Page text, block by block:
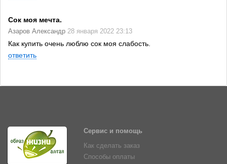
Сок моя мечта.
Азаров Александр 28 января 2022 23:13
Как купить очень люблю сок моя слабость.
ответить
Сервис и помощь
Как сделать заказ
Способы оплаты